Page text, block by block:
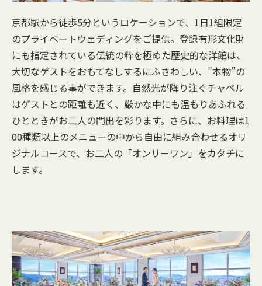
京都駅から徒歩5分というロケーションで、1日1組限定
のプライベートウェディングをご提供。登録有形文化財
にも指定されている伝統の粋を極めた歴史的な洋館は、
大切なゲストをおもてなしするにふさわしい、”本物”の
風格を感じる事ができます。自然光が降り注ぐチャペル
はゲストとの距離も近く、厳かな中にも温もりあふれる
ひとときがお二人の門出を彩ります。さらに、お料理は1
00種類以上のメニューの中から自由に組み合わせるオリ
ジナルコースで、お二人の「オンリーワン」をカタチに
します。